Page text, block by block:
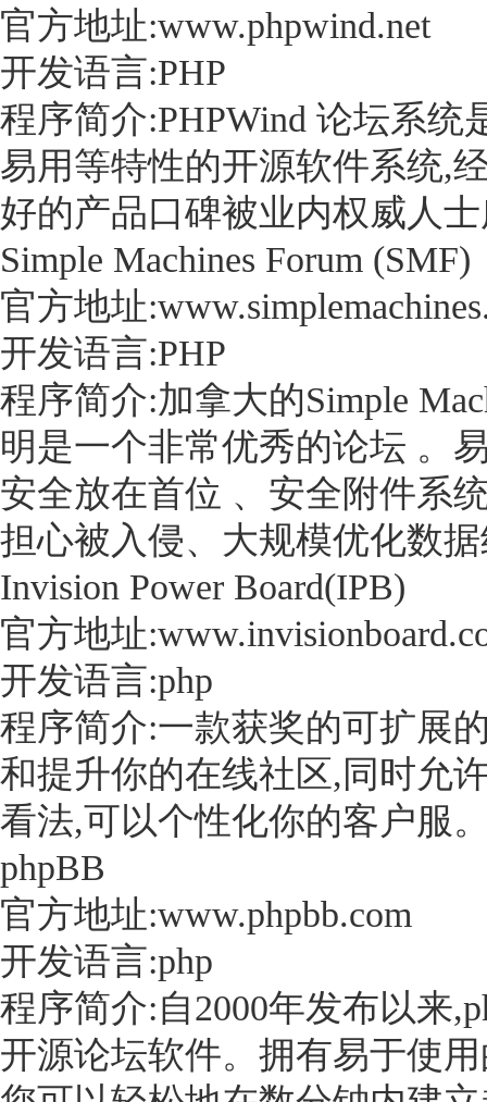
官方地址:www.phpwind.net
开发语言:PHP
程序简介:PHPWind 论坛系
易用等特性的开源软件系统,
好的产品口碑被业内权威人
Simple Machines Forum (SMF)
官方地址
开发语言:PHP
程序简介:加拿大的Simple
明是一个非常优秀的论坛 。
安全放在首位 、安全附件系
担心被入侵、大规模优化数
Invision Power Board(IPB)
官方地址
开发语言:php
程序简介:一款获奖的可扩展
和提升你的在线社区,同时允
看法,可以个性化你的客户服
phpBB
官方地址:www.phpbb.com
开发语言:php
程序简介:自2000年发布以来
开源论坛软件。拥有易于使